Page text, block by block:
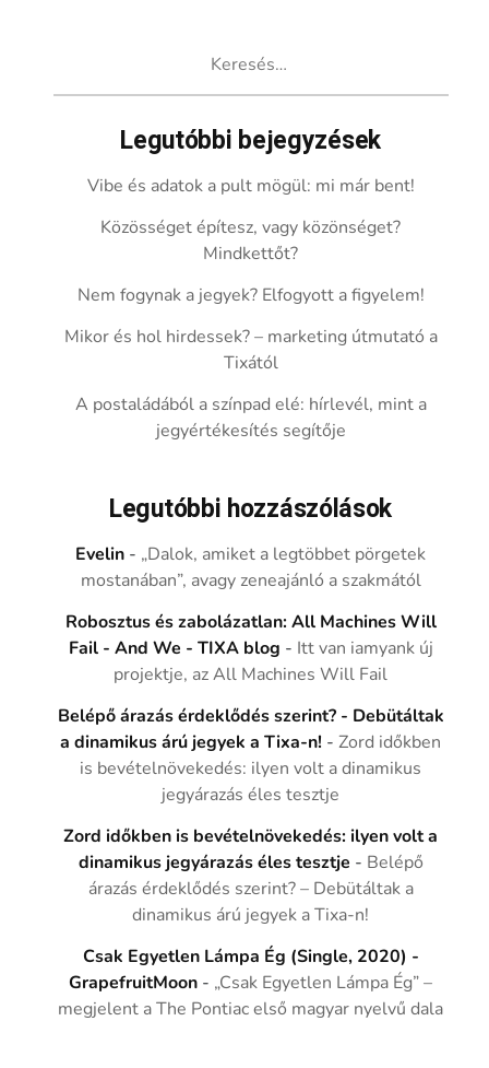
Legutóbbi bejegyzések
Vibe és adatok a pult mögül: mi már bent!
Közösséget építesz, vagy közönséget?
Mindkettőt?
Nem fogynak a jegyek? Elfogyott a figyelem!
Mikor és hol hirdessek? – marketing útmutató a
Tixától
A postaládából a színpad elé: hírlevél, mint a
jegyértékesítés segítője
Legutóbbi hozzászólások
Evelin - „Dalok, amiket a legtöbbet pörgetek
mostanában”, avagy zeneajánló a szakmától
Robosztus és zabolázatlan: All Machines Will
Fail - And We - TIXA blog - Itt van iamyank új
projektje, az All Machines Will Fail
Belépő árazás érdeklődés szerint? - Debütáltak
a dinamikus árú jegyek a Tixa-n! -Zord időkben
is bevételnövekedés: ilyen volt a dinamikus
jegyárazás éles tesztje
Zord időkben is bevételnövekedés: ilyen volt a
dinamikus jegyárazás éles tesztje - Belépő
árazás érdeklődés szerint? – Debütáltak a
dinamikus árú jegyek a Tixa-n!
Csak Egyetlen Lámpa Ég (Single, 2020) -
GrapefruitMoon - „Csak Egyetlen Lámpa Ég” –
megjelent a The Pontiac első magyar nyelvű dala